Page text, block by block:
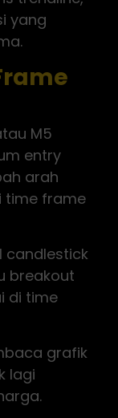
yang
M5
entry
arah
time frame
candlestick
breakout
di time
grafik
lagi